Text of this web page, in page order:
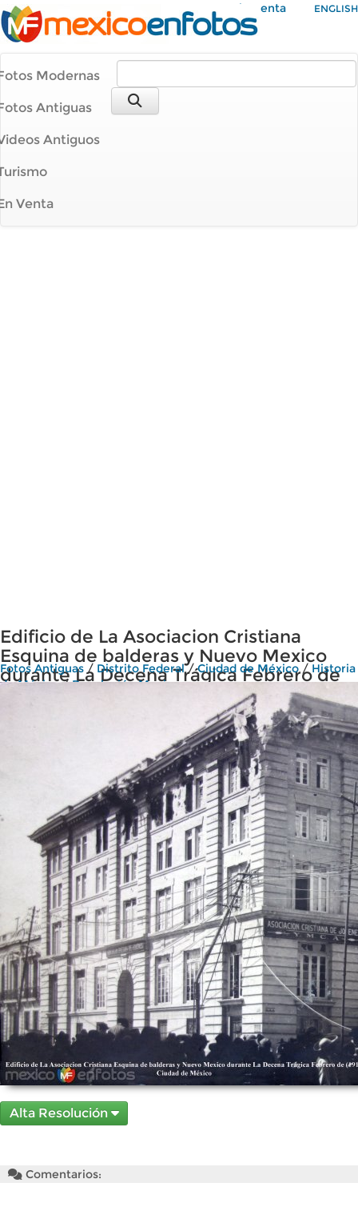
Mi Cuenta ENGLISH
Modernas
Antiguas
Antiguos
Venta
Edificio de La Asociacion Cristiana
Esquina de balderas y Nuevo Mexico
durante La Decena Trágica Febrero de
Fotos Antiguas / Distrito Federal/Ciudad de México/ Historia
de México/Revolución Mexicana
Alta Resolución
Comentarios: